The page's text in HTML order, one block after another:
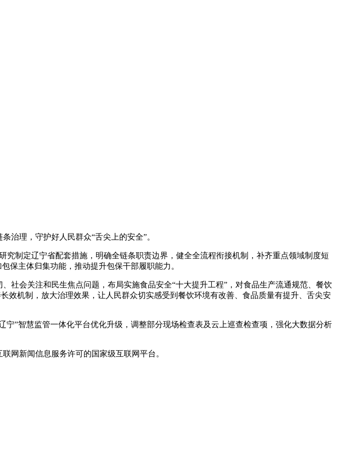
理，守护好人民群众“舌尖上的安全”。
定辽宁省配套措施，明确全链条职责边界，健全全流程衔接机制，补齐重点领域制度短
保主体归集功能，推动提升包保干部履职能力。
会关注和民生焦点问题，布局实施食品安全“十大提升工程”，对食品生产流通规范、餐饮
效机制，放大治理效果，让人民群众切实感受到餐饮环境有改善、食品质量有提升、舌尖安
智慧监管一体化平台优化升级，调整部分现场检查表及云上巡查检查项，强化大数据分析
新闻信息服务许可的国家级互联网平台。